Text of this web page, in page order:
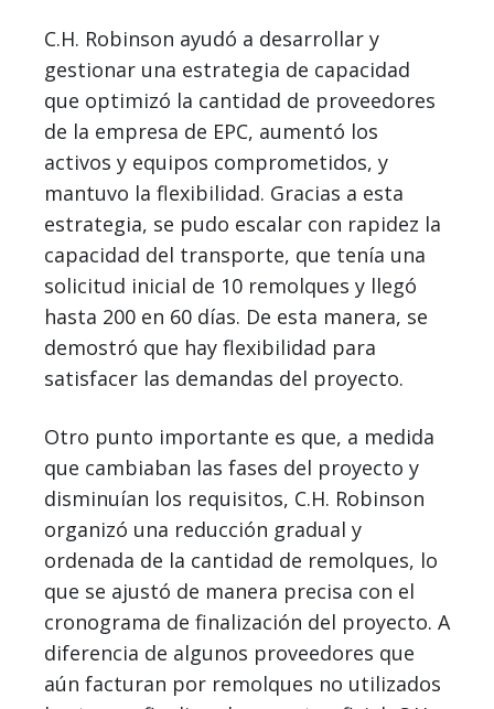
C.H. Robinson ayudó a desarrollar y
gestionar una estrategia de capacidad
que optimizó la cantidad de proveedores
de la empresa de EPC, aumentó los
activos y equipos comprometidos, y
mantuvo la flexibilidad. Gracias a esta
estrategia, se pudo escalar con rapidez la
capacidad del transporte, que tenía una
solicitud inicial de 10 remolques y llegó
hasta 200 en 60 días. De esta manera, se
demostró que hay flexibilidad para
satisfacer las demandas del proyecto.
Otro punto importante es que, a medida
que cambiaban las fases del proyecto y
disminuían los requisitos, C.H. Robinson
organizó una reducción gradual y
ordenada de la cantidad de remolques, lo
que se ajustó de manera precisa con el
cronograma de finalización del proyecto. A
diferencia de algunos proveedores que
aún facturan por remolques no utilizados